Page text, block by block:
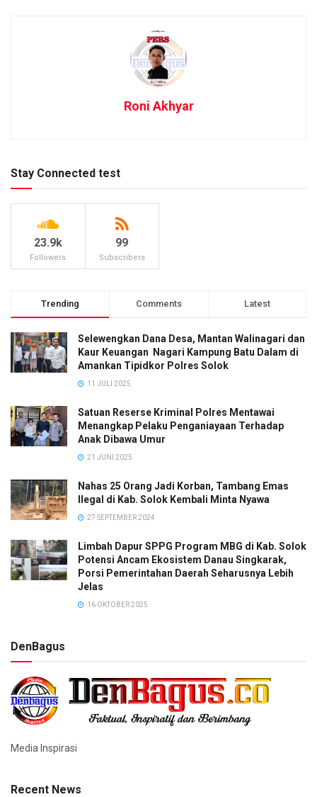
Roni Akhyar
Stay Connected test
23.9k
Followers
99
Subscribers
Trending Comments Latest
Selewengkan Dana Desa, Mantan Walinagari dan
Kaur Keuangan Nagari Kampung Batu Dalam di
Amankan Tipidkor Polres Solok
11 JULI 2025
Satuan Reserse Kriminal Polres Mentawai
Menangkap Pelaku Penganiayaan Terhadap
Anak Dibawa Umur
21 JUNI 2025
Nahas 25 Orang Jadi Korban, Tambang Emas
Ilegal di Kab. Solok Kembali Minta Nyawa
27 SEPTEMBER 2024
Limbah Dapur SPPG Program MBG di Kab. Solok
Potensi Ancam Ekosistem Danau Singkarak,
Porsi Pemerintahan Daerah Seharusnya Lebih
Jelas
16 OKTOBER 2025
DenBagus
Media Inspirasi
Recent News